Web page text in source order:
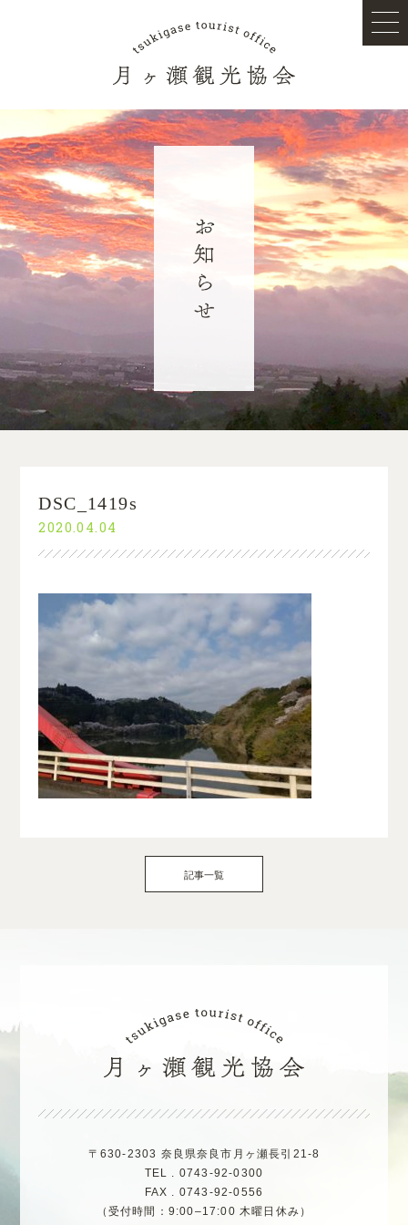
DSC_1419s
2020.04.04
記事一覧
〒630-2303 奈良県奈良市月ヶ瀬長引21-8
TEL . 0743-92-0300
FAX . 0743-92-0556
（受付時間：9:00–17:00 木曜日休み）